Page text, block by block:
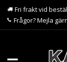
Fri frakt vid
Frågor? Mejla